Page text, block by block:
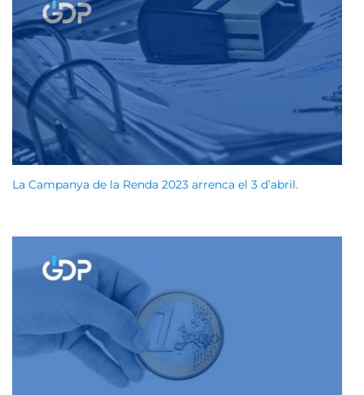
La Campanya de la Renda 2023 arrenca el 3 d’abril.